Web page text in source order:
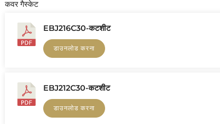
कवर गैस्केट
EBJ216C30-कटशीट
डाउनलोड करना
EBJ212C30-कटशीट
डाउनलोड करना